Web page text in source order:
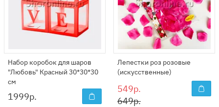
Набор коробок для шаров
"Любовь" Красный 30*30*30
см
1999р.
Лепестки роз розовые
(искусственные)
549р.
649р.